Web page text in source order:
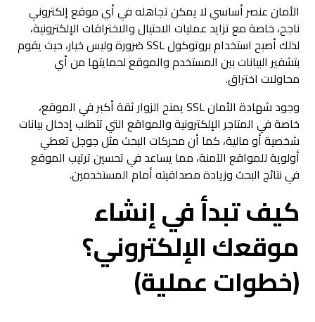
الأمان عنصر أساسي لا يمكن تجاهله في أي موقع إلكتروني
ناجح، خاصة مع تزايد عمليات الاحتيال والاختراقات الإلكترونية،
لذلك أصبح استخدام بروتوكول SSL ضرورة وليس خيار، حيث يقوم
بتشفير البيانات بين المستخدم والموقع لحمايتها من أي
محاولات اختراق.
وجود شهادة الأمان SSL يمنح الزوار ثقة أكبر في الموقع،
خاصة في المتاجر الإلكترونية والمواقع التي تتطلب إدخال بيانات
شخصية أو مالية، كما أن محركات البحث مثل جوجل تعطي
أولوية للمواقع الآمنة، مما يساعد في تحسين ترتيب الموقع
في نتائج البحث وزيادة مصداقيته أمام المستخدمين.
كيف تبدأ في إنشاء
موقعك الإلكتروني؟
(خطوات عملية)